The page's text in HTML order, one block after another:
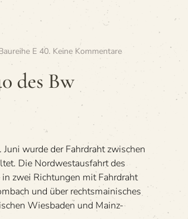
E 40. Keine Kommentarezu
des
Mosel
des Bw
wurde der Fahrdraht zwischen
Die Nordwestausfahrt des
zwei Richtungen mit Fahrdraht
und über rechtsmainisches
Wiesbaden und Mainz-